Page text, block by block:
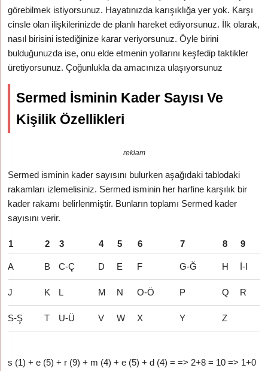
görebilmek istiyorsunuz. Hayatınızda karışıklığa yer yok. Karşı
cinsle olan ilişkilerinizde de planlı hareket ediyorsunuz. İlk olarak,
nasıl birisini istediğinize karar veriyorsunuz. Öyle birini
bulduğunuzda ise, onu elde etmenin yollarını keşfedip taktikler
üretiyorsunuz. Çoğunlukla da amacınıza ulaşıyorsunuz
Sermed İsminin Kader Sayısı Ve
Kişilik Özellikleri
reklam
Sermed isminin kader sayısını bulurken aşağıdaki tablodaki
rakamları izlemelisiniz. Sermed isminin her harfine karşılık bir
kader rakamı belirlenmiştir. Bunların toplamı Sermed kader
sayısını verir.
1 2 3 4 5 6 7 8 9
A B C-Ç D E F G-Ğ H İ-I
J K L M N O-Ö P Q R
S-Ş T U-Ü V W X Y Z
s (1) + e (5) + r (9) + m (4) + e (5) + d (4) = => 2+8 = 10 => 1+0